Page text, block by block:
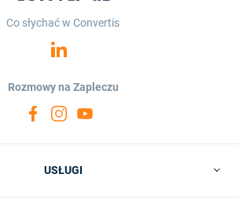
Co słychać w Convertis
Rozmowy na Zapleczu
USŁUGI